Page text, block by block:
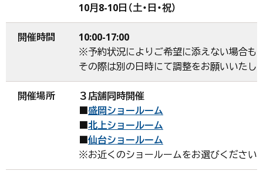
10月8-10日（土・日・祝）
開催時間
10:00-17:00
※予約状況によりご希望に添えない場合も
その際は別の日時にて調整をお願いいたし
開催場所
３店舗同時開催
■盛岡ショールーム
■北上ショールーム
■仙台ショールーム
※お近くのショールームをお選びください